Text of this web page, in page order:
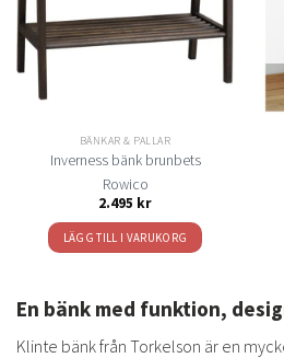
önskelistan
BÄNKAR & PALLAR
Inverness bänk brunbets
Rowico
2.495 kr
LÄGG TILL I VARUKORG
En bänk med funktion,
Klinte bänk från Torkelson är en